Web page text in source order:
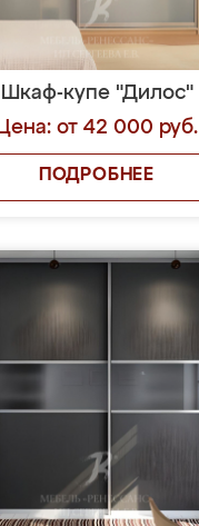
Шкаф-купе "Дилос"
Цена: от 42 000 руб.
ПОДРОБНЕЕ